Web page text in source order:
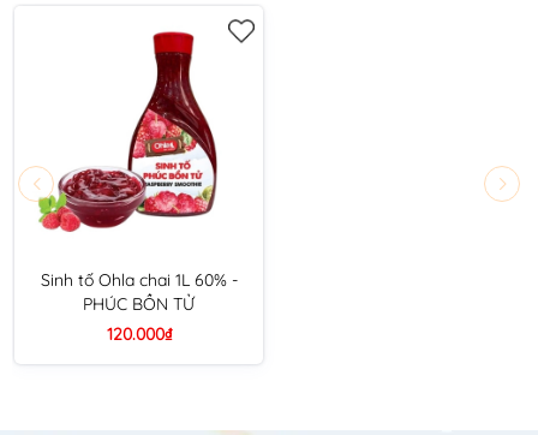
Sinh tố Ohla chai 1L 60% -
PHÚC BỒN TỬ
120.000₫